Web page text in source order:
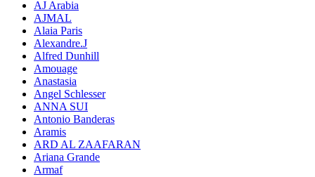
AJ Arabia
AJMAL
Alaia Paris
Alexandre.J
Alfred Dunhill
Amouage
Anastasia
Angel Schlesser
ANNA SUI
Antonio Banderas
Aramis
ARD AL ZAAFARAN
Ariana Grande
Armaf